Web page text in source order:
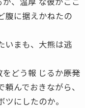
腹に据えかねたの
いまも、大熊は逃
どう報 じるか――原発
んでおきながら、
にしたのか。